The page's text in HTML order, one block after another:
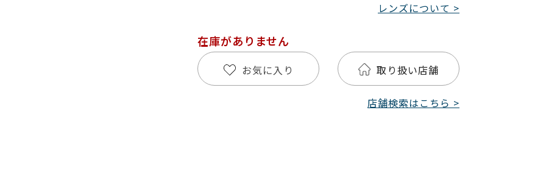
レンズについて >
在庫がありません
お気に入り 取り扱い店舗
店舗検索はこちら >